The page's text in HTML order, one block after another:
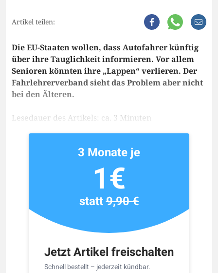
Artikel teilen:
Die EU-Staaten wollen, dass Autofahrer künftig
über ihre Tauglichkeit informieren. Vor allem
Senioren könnten ihre „Lappen“ verlieren. Der
Fahrlehrerverband sieht das Problem aber nicht
bei den Älteren.
Lesedauer des Artikels: ca. 3 Minuten
Jetzt Artikel freischalten
Schnell bestellt – jederzeit kündbar.
3 Monate je
1€
statt9,90 €